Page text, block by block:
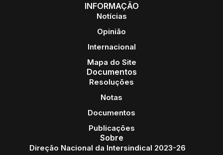
INFORMAÇÃO
Notícias
Opinião
Internacional
Mapa do Site
Documentos
Resoluções
Notas
Documentos
Publicações
Sobre
Direção Nacional da Intersindical 2023-26